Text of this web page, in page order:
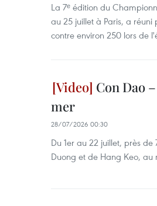
La 7ᵉ édition du
au 25 juillet à Paris, a
contre environ 250 lors de
Con Dao
mer
28/07/2026 00:30
Du 1er au 22 juillet, près
Duong et de Hang Keo, au